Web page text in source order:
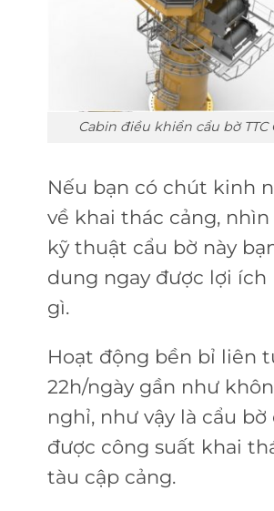
Cabin điều khiển cẩu bờ TTC
Nếu bạn có chút kinh
về khai thác cảng,
kỹ thuật cẩu bờ này
dung ngay được lợi ích
gì.
Hoạt động bền bỉ liên
22h/ngày gần như
nghỉ, như vậy là cẩu bờ
được công suất khai
tàu cập cảng.